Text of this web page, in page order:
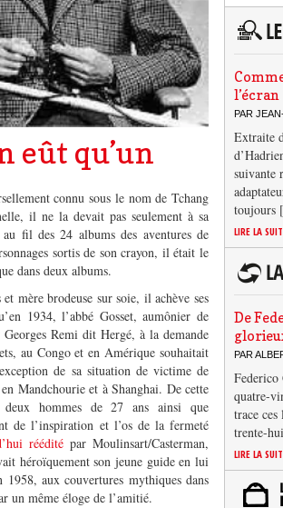
eût qu’un
connu sous le nom de Tchang
il ne la devait pas seulement à sa
fil des 24 albums des aventures de
sortis de son crayon, il était le
dans deux albums.
mère brodeuse sur soie, il achève ses
1934, l’abbé Gosset, aumônier de
Remi dit Hergé, à la demande
au Congo et en Amérique souhaitait
de sa situation de victime de
Mandchourie et à Shanghai. De cette
hommes de 27 ans ainsi que
de l’inspiration et l’os de la fermeté
réédité par Moulinsart/Casterman,
héroïquement son jeune guide en lui
aux couvertures mythiques dans
un même éloge de l’amitié.
l’écran
PAR
Extraite
suivante
LIRE LA
De
PAR
quatre-
trace
trente-
LIRE LA